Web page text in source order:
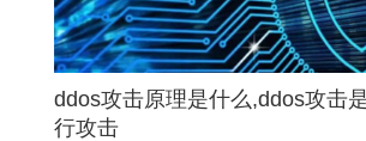
ddos攻击原理是什么,ddos攻击
行攻击